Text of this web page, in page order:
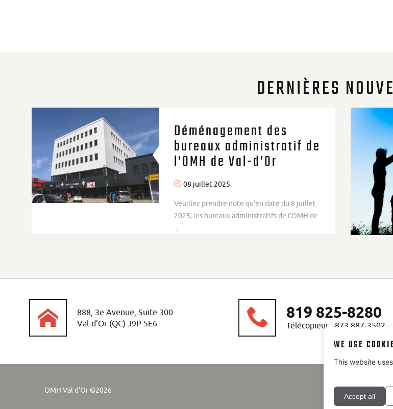
WE USE
This website
Accept all
DERNIÈRES
Déménagement des
bureaux administratif de
l'OMH de Val-d'Or
08 juillet 2025
Veuillez prendre note qu'en date du 8 juillet
2025, les bureaux administratifs de l'OMH de
888, 3e Avenue, Suite 300
Val-d’Or (QC) J9P 5E6
819 825-8280
Télécopieur : 873 887-3502
OMH Val d'Or ©2026